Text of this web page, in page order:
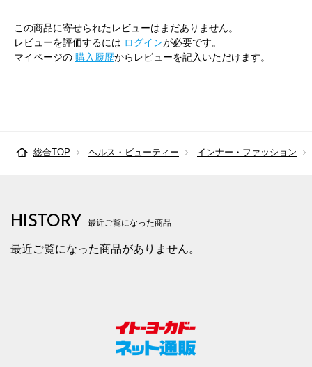
この商品に寄せられたレビューはまだありません。
レビューを評価するには ログインが必要です。
マイページの 購入履歴からレビューを記入いただけます。
総合TOP ヘルス・ビューティー インナー・ファッション
HISTORY 最近ご覧になった商品
最近ご覧になった商品がありません。